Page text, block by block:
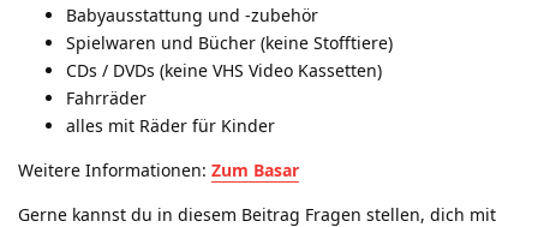
Babyausstattung und -zubehör
Spielwaren und Bücher (keine Stofftiere)
CDs / DVDs (keine VHS Video Kassetten)
Fahrräder
alles mit Räder für Kinder
Weitere Informationen: Zum Basar
Gerne kannst du in diesem Beitrag Fragen stellen, dich mit